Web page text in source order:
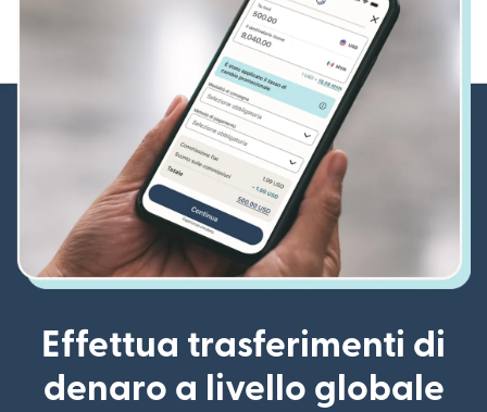
Effettua trasferimenti di
denaro a livello globale